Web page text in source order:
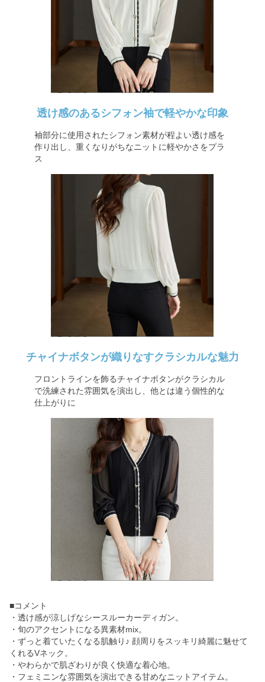
透け感のあるシフォン袖で軽やかな印象
袖部分に使用されたシフォン素材が程よい透け感を
作り出し、重くなりがちなニットに軽やかさをプラ
ス
チャイナボタンが織りなすクラシカルな魅力
フロントラインを飾るチャイナボタンがクラシカル
で洗練された雰囲気を演出し、他とは違う個性的な
仕上がりに
■コメント
・透け感が涼しげなシースルーカーディガン。
・旬のアクセントになる異素材mix。
・ずっと着ていたくなる肌触り♪ 顔周りをスッキリ綺麗に魅せて
くれるVネック。
・やわらかで肌ざわりが良く快適な着心地。
・フェミニンな雰囲気を演出できる甘めなニットアイテム。